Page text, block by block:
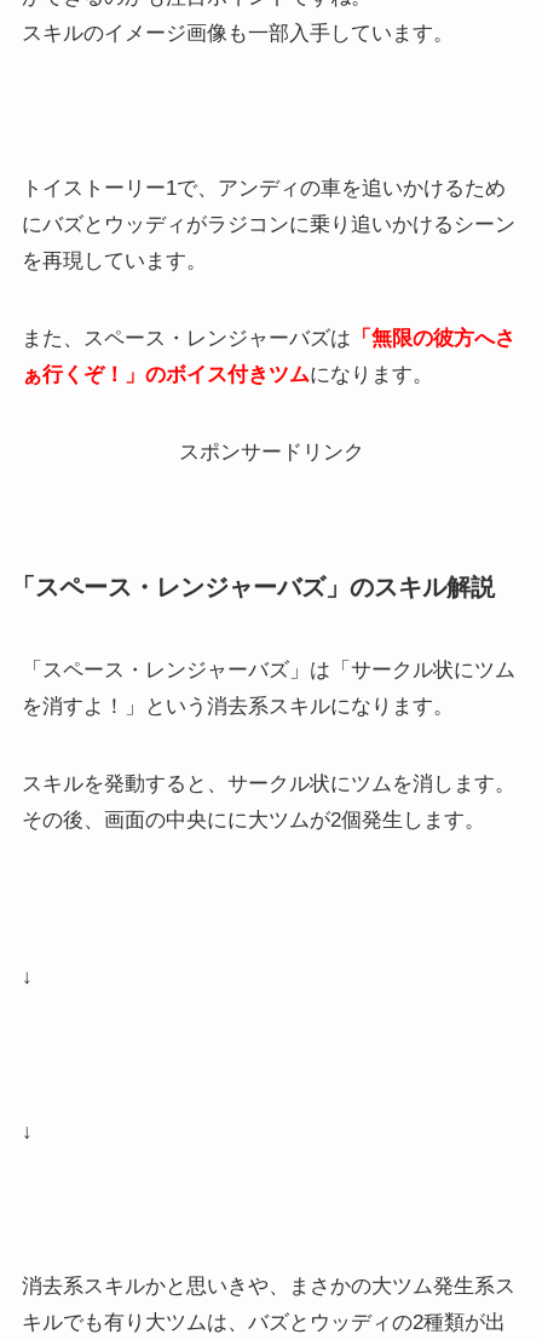
スキルのイメージ画像も一部入手しています。
トイストーリー1で、アンディの車を追いかけるため
にバズとウッディがラジコンに乗り追いかけるシーン
を再現しています。
また、スペース・レンジャーバズは 「無限の彼方へさ
ぁ行くぞ！」のボイス付きツムになります。
スポンサードリンク
「スペース・レンジャーバズ」のスキル解説
「スペース・レンジャーバズ」は「サークル状にツム
を消すよ！」という消去系スキルになります。
スキルを発動すると、サークル状にツムを消します。
その後、画面の中央にに大ツムが2個発生します。
↓
↓
消去系スキルかと思いきや、まさかの大ツム発生系ス
キルでも有り大ツムは、バズとウッディの2種類が出